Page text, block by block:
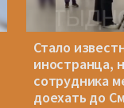
Стало
иностранца,
сотрудника
доехать до